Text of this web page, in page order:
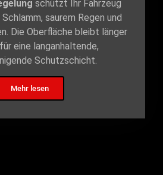
schützt Ihr Fahrzeug
saurem Regen und
Die Oberfläche bleibt länger
eine langanhaltende,
Schutzschicht.
Mehr lesen